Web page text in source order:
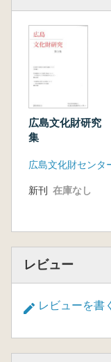
広島文化財研究
集
広島文化財センタ
新刊 在庫なし
レビュー
レビューを書く